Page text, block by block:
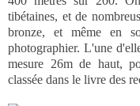
tibétaines, et de
bronze, et même en
photographier. L'une
mesure 26m de haut,
classée dans le livre des